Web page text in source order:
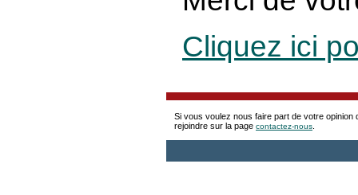
Cliquez ici
Si vous voulez nous faire part de votre opinion
rejoindre sur la page contactez-nous